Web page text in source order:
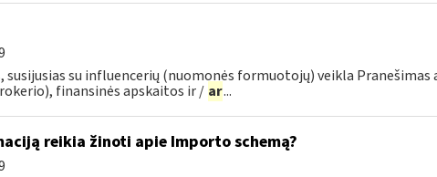
susijusias su influencerių (nuomonės formuotojų) veikla Pranešimas
finansinės apskaitos ir / ar...
reikia žinoti apie Importo schemą?